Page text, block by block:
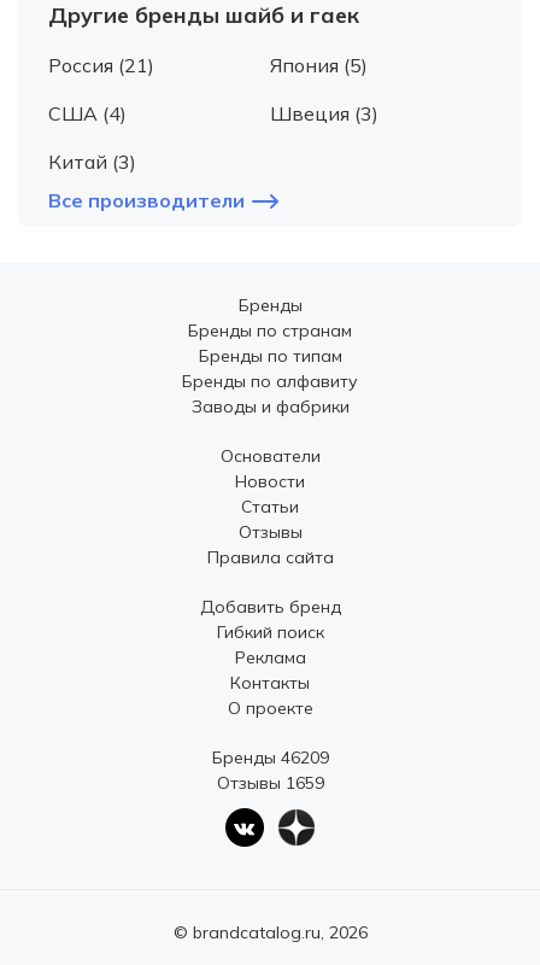
Другие бренды шайб и гаек
Россия (21)
Япония (5)
США (4)
Швеция (3)
Китай (3)
Все производители
Бренды
Бренды по странам
Бренды по типам
Бренды по алфавиту
Заводы и фабрики
Основатели
Новости
Статьи
Отзывы
Правила сайта
Добавить бренд
Гибкий поиск
Реклама
Контакты
О проекте
Бренды 46209
Отзывы 1659
© brandcatalog.ru, 2026